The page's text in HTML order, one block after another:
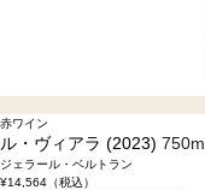
赤ワイン
ル・ヴィアラ (2023) 750ml
ジェラール・ベルトラン
¥14,564（税込）